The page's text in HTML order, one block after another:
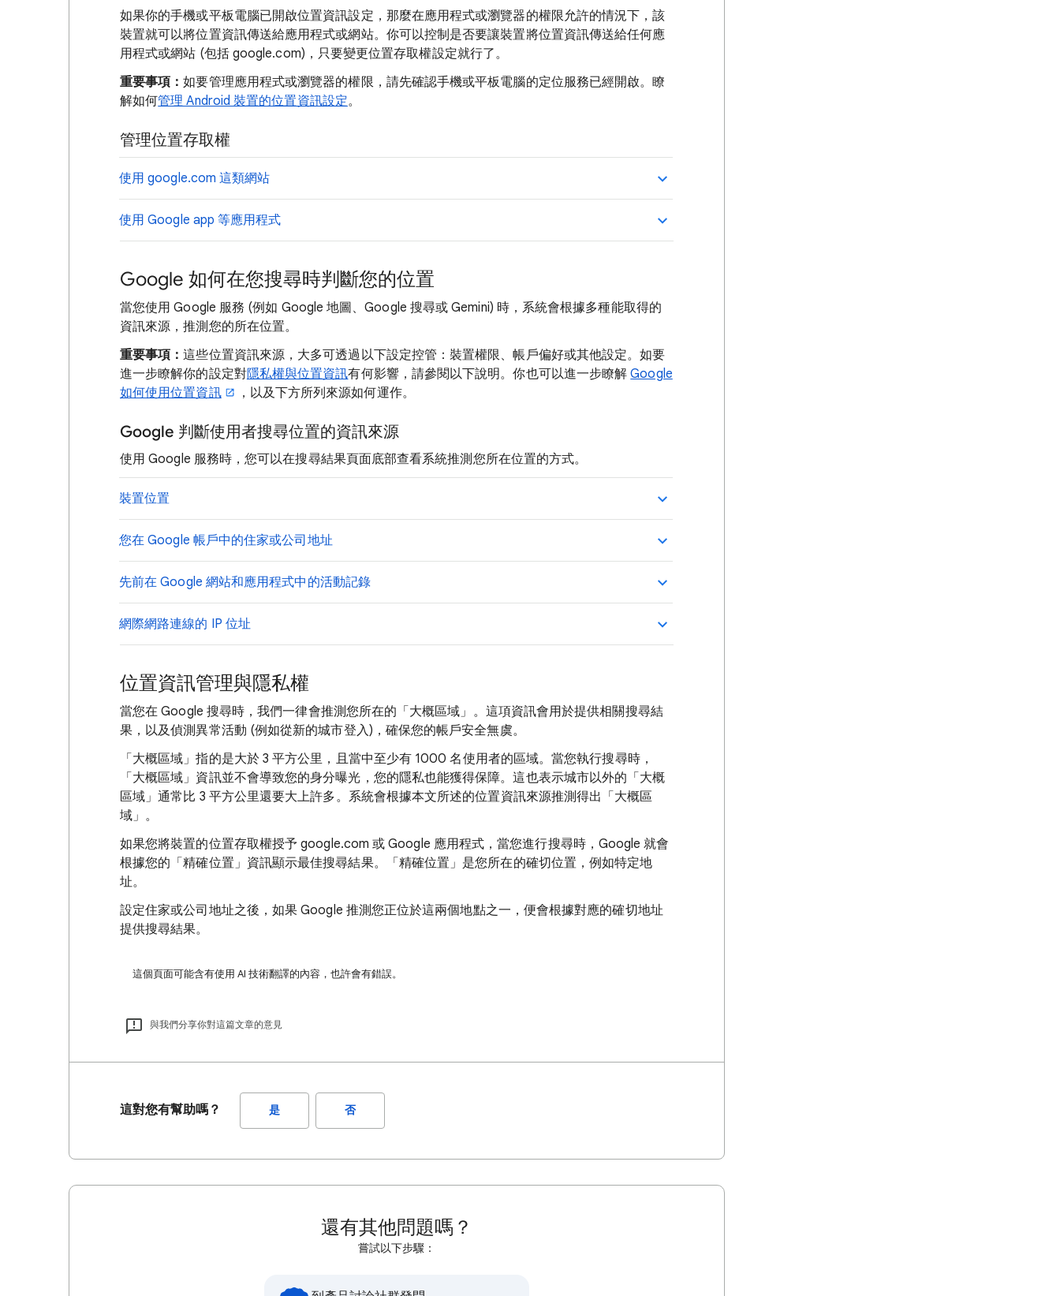
如果你的手機或平板電腦已開啟位置資訊設定，那麼在應用程式或瀏覽器的權限允許的情況下，該
裝置就可以將位置資訊傳送給應用程式或網站。你可以控制是否要讓裝置將位置資訊傳送給任何應
用程式或網站 (包括 google.com)，只要變更位置存取權設定就行了。
重要事項：如要管理應用程式或瀏覽器的權限，請先確認手機或平板電腦的定位服務已經開啟。瞭
解如何管理 Android 裝置的位置資訊設定。
管理位置存取權
使用 google.com 這類網站
使用 Google app 等應用程式
Google 如何在您搜尋時判斷您的位置
當您使用 Google 服務 (例如 Google 地圖、Google 搜尋或 Gemini) 時，系統會根據多種能取得的
資訊來源，推測您的所在位置。
重要事項：這些位置資訊來源，大多可透過以下設定控管：裝置權限、帳戶偏好或其他設定。如要
進一步瞭解你的設定對隱私權與位置資訊有何影響，請參閱以下說明。你也可以進一步瞭解Google
如何使用位置資訊
，以及下方所列來源如何運作。
Google 判斷使用者搜尋位置的資訊來源
使用 Google 服務時，您可以在搜尋結果頁面底部查看系統推測您所在位置的方式。
裝置位置
您在 Google 帳戶中的住家或公司地址
先前在 Google 網站和應用程式中的活動記錄
網際網路連線的 IP 位址
位置資訊管理與隱私權
當您在 Google 搜尋時，我們一律會推測您所在的「大概區域」 。這項資訊會用於提供相關搜尋結
果，以及偵測異常活動 (例如從新的城市登入)，確保您的帳戶安全無虞。
「大概區域」指的是大於 3 平方公里，且當中至少有 1000 名使用者的區域。當您執行搜尋時，
「大概區域」 資訊並不會導致您的身分曝光，您的隱私也能獲得保障。這也表示城市以外的「大概
區域」通常比 3 平方公里還要大上許多。系統會根據本文所述的位置資訊來源推測得出「大概區
域」 。
如果您將裝置的位置存取權授予 google.com 或 Google 應用程式，當您進行搜尋時，Google 就會
根據您的「精確位置」 資訊顯示最佳搜尋結果。「精確位置」 是您所在的確切位置，例如特定地
址。
設定住家或公司地址之後，如果 Google 推測您正位於這兩個地點之一，便會根據對應的確切地址
提供搜尋結果。
這個頁面可能含有使用 AI 技術翻譯的內容，也許會有錯誤。
與我們分享你對這篇文章的意見
這對您有幫助嗎？ 是 否
還有其他問題嗎？
嘗試以下步驟：